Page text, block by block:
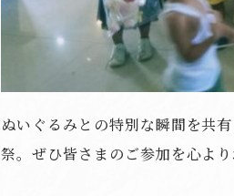
ぬいぐるみとの特別な瞬間を共
祭。ぜひ皆さまのご参加を心より